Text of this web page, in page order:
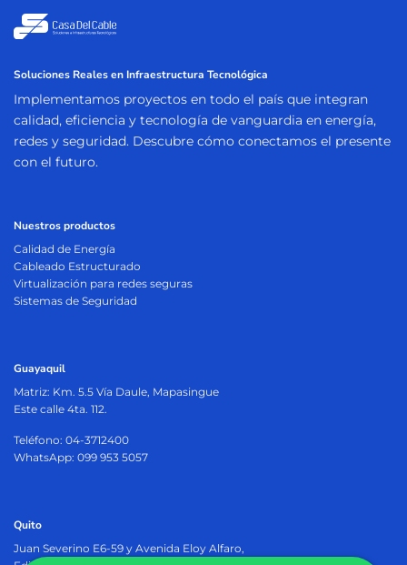
Soluciones Reales en Infraestructura Tecnológica
Implementamos proyectos en todo el país que integran
calidad, eficiencia y tecnología de vanguardia en energía,
redes y seguridad. Descubre cómo conectamos el presente
con el futuro.
Nuestros productos
Calidad de Energía
Cableado Estructurado
Virtualización para redes seguras
Sistemas de Seguridad
Guayaquil
Matriz: Km. 5.5 Vía Daule, Mapasingue
Este calle 4ta. 112.
Teléfono: 04-3712400
WhatsApp: 099 953 5057
Quito
Juan Severino E6-59 y Avenida Eloy Alfaro,